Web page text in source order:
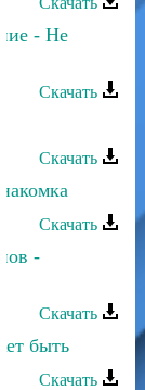
- Не
Скачать
Скачать
Скачать
-
Скачать
быть
Скачать